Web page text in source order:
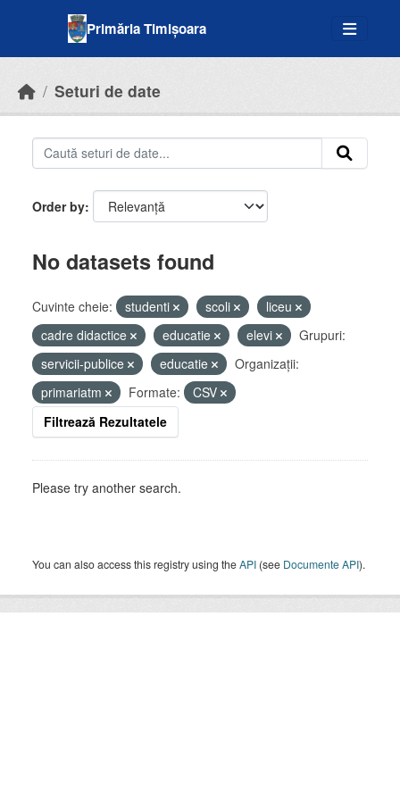
Primăria Timișoara
Seturi de date
Order by
No datasets found
Cuvinte cheie: studenti scoli
liceu
cadre didactice
educatie elevi
Grupuri:
servicii-publice
educatie
Organizații:
primariatm
Formate:
CSV
Filtrează Rezultatele
Please try another search.
You can also access this registry using theAPI (see Documente API).